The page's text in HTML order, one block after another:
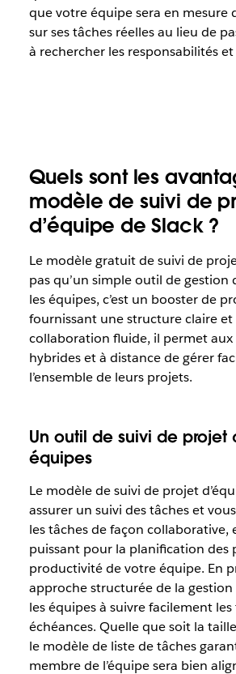
que votre équipe sera en mesure
sur ses tâches réelles au lieu de
à rechercher les responsabilités et
Quels sont les
modèle de suivi de
d’équipe de Slack ?
Le modèle gratuit de suivi de
pas qu’un simple outil de gestion
les équipes, c’est un booster de
fournissant une structure claire
collaboration fluide, il permet aux
hybrides et à distance de gérer
l’ensemble de leurs projets.
Un outil de suivi de projet
équipes
Le modèle de suivi de projet
assurer un suivi des tâches et
les tâches de façon collaborative,
puissant pour la planification des
productivité de votre équipe. En
approche structurée de la
les équipes à suivre facilement les
échéances. Quelle que soit la
le modèle de liste de tâches
membre de l’équipe sera bien